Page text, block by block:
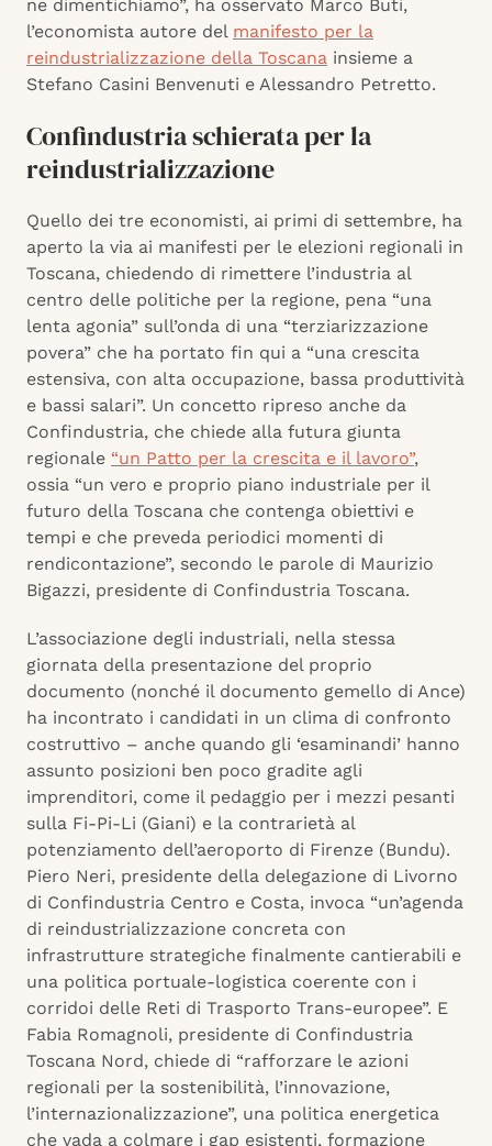
ne dimentichiamo”, ha osservato Marco Buti,
l’economista autore del manifesto per la
reindustrializzazione della Toscana insieme a
Stefano Casini Benvenuti e Alessandro Petretto.
Confindustria schierata per la
reindustrializzazione
Quello dei tre economisti, ai primi di settembre, ha
aperto la via ai manifesti per le elezioni regionali in
Toscana, chiedendo di rimettere l’industria al
centro delle politiche per la regione, pena “una
lenta agonia” sull’onda di una “terziarizzazione
povera” che ha portato fin qui a “una crescita
estensiva, con alta occupazione, bassa produttività
e bassi salari”. Un concetto ripreso anche da
Confindustria, che chiede alla futura giunta
regionale “un Patto per la crescita e il lavoro”,
ossia “un vero e proprio piano industriale per il
futuro della Toscana che contenga obiettivi e
tempi e che preveda periodici momenti di
rendicontazione”, secondo le parole di Maurizio
Bigazzi, presidente di Confindustria Toscana.
L’associazione degli industriali, nella stessa
giornata della presentazione del proprio
documento (nonché il documento gemello di Ance)
ha incontrato i candidati in un clima di confronto
costruttivo – anche quando gli ‘esaminandi’ hanno
assunto posizioni ben poco gradite agli
imprenditori, come il pedaggio per i mezzi pesanti
sulla Fi-Pi-Li (Giani) e la contrarietà al
potenziamento dell’aeroporto di Firenze (Bundu).
Piero Neri, presidente della delegazione di Livorno
di Confindustria Centro e Costa, invoca “un’agenda
di reindustrializzazione concreta con
infrastrutture strategiche finalmente cantierabili e
una politica portuale-logistica coerente con i
corridoi delle Reti di Trasporto Trans-europee”. E
Fabia Romagnoli, presidente di Confindustria
Toscana Nord, chiede di “rafforzare le azioni
regionali per la sostenibilità, l’innovazione,
l’internazionalizzazione”, una politica energetica
che vada a colmare i gap esistenti, formazione